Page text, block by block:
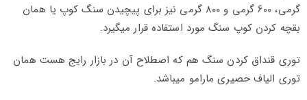
گرمی، 600 گرمی و 800 گرمی نیز برای پیچیدن سنگ کوپ یا همان
بقچه کردن کوپ سنگ مورد استفاده قرار میگیرد.
توری قنداق کردن سنگ هم که اصطلاح آن در بازار رایج هست همان
توری الیاف حصیری مارامو میباشد.